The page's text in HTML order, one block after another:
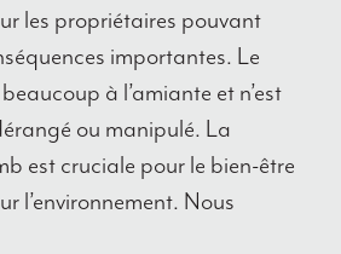
les propriétaires pouvant
importantes. Le
à l’amiante et n’est
ou manipulé. La
est cruciale pour le bien-être
l’environnement. Nous